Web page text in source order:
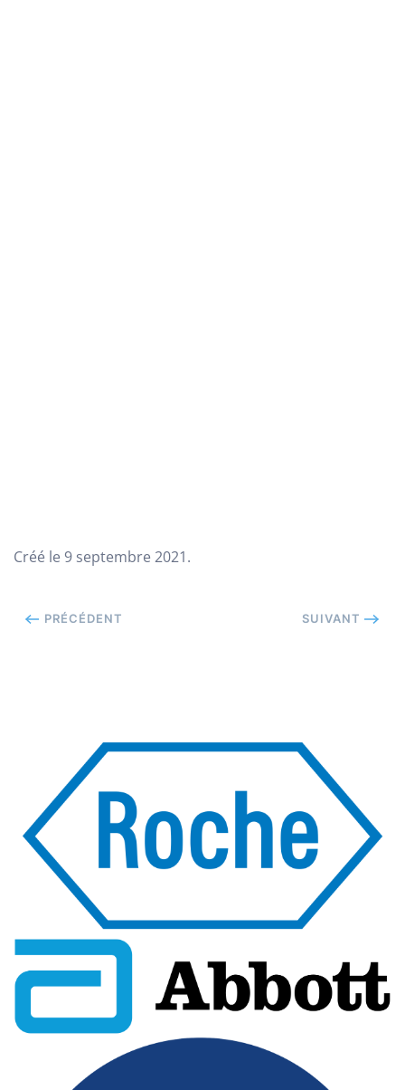
Créé le 9 septembre 2021.
PRÉCÉDENT SUIVANT